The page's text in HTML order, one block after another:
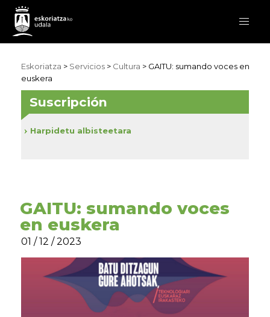
Eskoriatza > Servicios > Cultura > GAITU: sumando voces en
euskera
GAITU: sumando voces
en euskera
01 / 12 / 2023
Suscripción
Harpidetu albisteetara